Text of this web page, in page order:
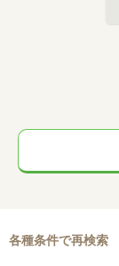
各種条件で再検索